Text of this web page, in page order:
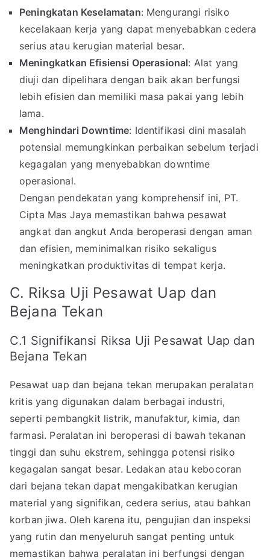
Peningkatan Keselamatan: Mengurangi risiko
kecelakaan kerja yang dapat menyebabkan cedera
serius atau kerugian material besar.
Meningkatkan Efisiensi Operasional: Alat yang
diuji dan dipelihara dengan baik akan berfungsi
lebih efisien dan memiliki masa pakai yang lebih
lama.
Menghindari Downtime: Identifikasi dini masalah
potensial memungkinkan perbaikan sebelum terjadi
kegagalan yang menyebabkan downtime
operasional.
Dengan pendekatan yang komprehensif ini, PT.
Cipta Mas Jaya memastikan bahwa pesawat
angkat dan angkut Anda beroperasi dengan aman
dan efisien, meminimalkan risiko sekaligus
meningkatkan produktivitas di tempat kerja.
C. Riksa Uji Pesawat Uap dan
Bejana Tekan
C.1 Signifikansi Riksa Uji Pesawat Uap dan
Bejana Tekan
Pesawat uap dan bejana tekan merupakan peralatan
kritis yang digunakan dalam berbagai industri,
seperti pembangkit listrik, manufaktur, kimia, dan
farmasi. Peralatan ini beroperasi di bawah tekanan
tinggi dan suhu ekstrem, sehingga potensi risiko
kegagalan sangat besar. Ledakan atau kebocoran
dari bejana tekan dapat mengakibatkan kerugian
material yang signifikan, cedera serius, atau bahkan
korban jiwa. Oleh karena itu, pengujian dan inspeksi
yang rutin dan menyeluruh sangat penting untuk
memastikan bahwa peralatan ini berfungsi dengan